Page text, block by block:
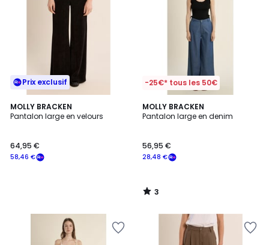
Prix exclusif
MOLLY BRACKEN
Pantalon large en velours
58,46 €
64,95 €
-25€* tous les 50€
MOLLY BRACKEN
Pantalon large en denim
28,48 €
56,95 €
3
/
3
/